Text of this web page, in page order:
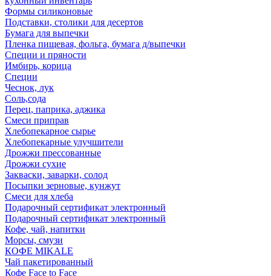
Формы силиконовые
Подставки, столики для десертов
Бумага для выпечки
Пленка пищевая, фольга, бумага д/выпечки
Специи и пряности
Имбирь, корица
Специи
Чеснок, лук
Соль,сода
Перец, паприка, аджика
Смеси приправ
Хлебопекарное сырье
Хлебопекарные улучшители
Дрожжи прессованные
Дрожжи сухие
Закваски, заварки, солод
Посыпки зерновые, кунжут
Смеси для хлеба
Подарочный сертификат электронный
Подарочный сертификат электронный
Кофе, чай, напитки
Морсы, смузи
КОФЕ MIKALE
Чай пакетированный
Кофе Face to Face